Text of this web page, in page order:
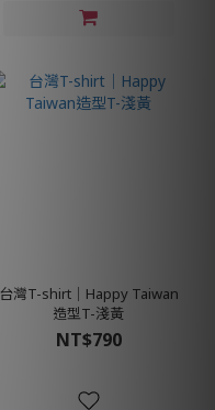
台灣T-shirt│Happy Taiwan
造型T-淺黃
NT$790